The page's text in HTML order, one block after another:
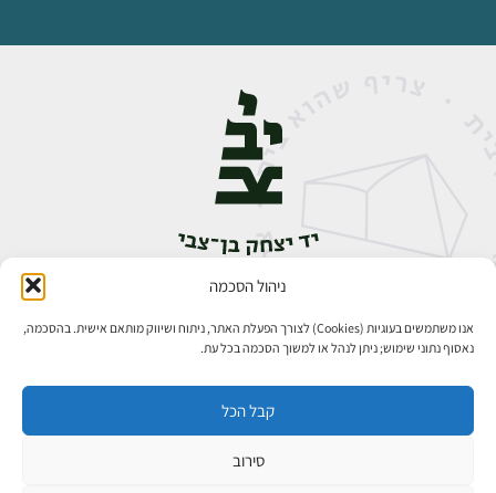
ניהול הסכמה
אנו משתמשים בעוגיות (Cookies) לצורך הפעלת האתר, ניתוח ושיווק מותאם אישית. בהסכמה,
נאסוף נתוני שימוש; ניתן לנהל או למשוך הסכמה בכל עת.
קבל הכל
סירוב
אבן גבירול 14, רחביה, ירושלים